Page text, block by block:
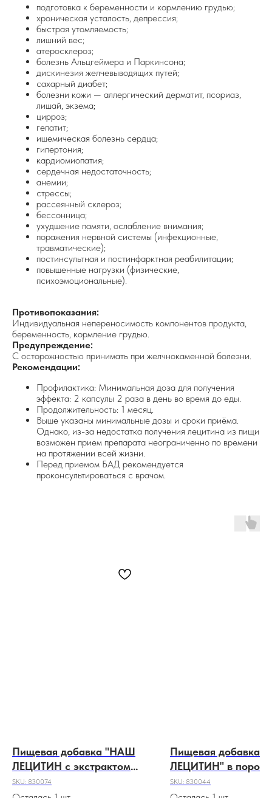
подготовка к беременности и кормлению грудью;
хроническая усталость, депрессия;
быстрая утомляемость;
лишний вес;
атеросклероз;
болезнь Альцгеймера и Паркинсона;
дискинезия желчевыводящих путей;
сахарный диабет;
болезни кожи — аллергический дерматит, псориаз,
лишай, экзема;
цирроз;
гепатит;
ишемическая болезнь сердца;
гипертония;
кардиомиопатия;
сердечная недостаточность;
анемии;
стрессы;
рассеянный склероз;
бессонница;
ухудшение памяти, ослабление внимания;
поражения нервной системы (инфекционные,
травматические);
постинсультная и постинфарктная реабилитации;
повышенные нагрузки (физические,
психоэмоциональные).
Противопоказания:
Индивидуальная непереносимость компонентов продукта,
беременность, кормление грудью.
Предупреждение:
С осторожностью принимать при желчнокаменной болезни.
Рекомендации:
Профилактика: Минимальная доза для получения
эффекта: 2 капсулы 2 раза в день во время до еды.
Продолжительность: 1 месяц.
Выше указаны минимальные дозы и сроки приёма.
Однако, из-за недостатка получения лецитина из пищи
возможен прием препарата неограниченно по времени
на протяжении всей жизни.
Перед приемом БАД рекомендуется
проконсультироваться с врачом.
Пищевая добавка "НАШ
ЛЕЦИТИН с экстрактом
эхинацеи" 60 капсул.
SKU: 830074
Пищевая добавка
ЛЕЦИТИН" в
120г.
SKU: 830044